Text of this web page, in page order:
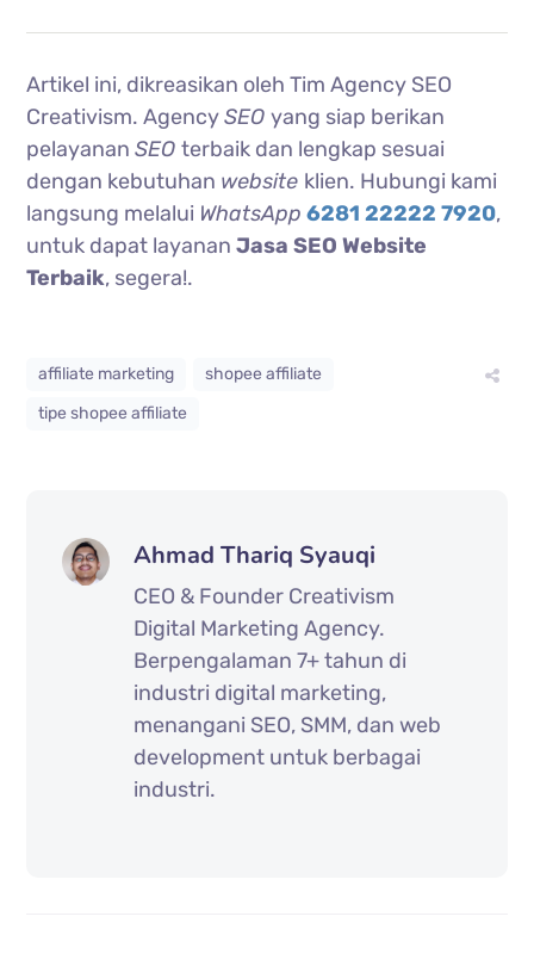
Artikel ini, dikreasikan oleh Tim Agency SEO
Creativism. AgencySEOyang siap berikan
pelayananSEOterbaik dan lengkap sesuai
dengan kebutuhan website klien. Hubungi kami
langsung melalui WhatsApp 6281 22222 7920,
untuk dapat layananJasa SEO Website
Terbaik, segera!.
affiliate marketing
shopee affiliate
tipe shopee affiliate
Ahmad Thariq Syauqi
CEO & Founder Creativism
Digital Marketing Agency.
Berpengalaman 7+ tahun di
industri digital marketing,
menangani SEO, SMM, dan web
development untuk berbagai
industri.